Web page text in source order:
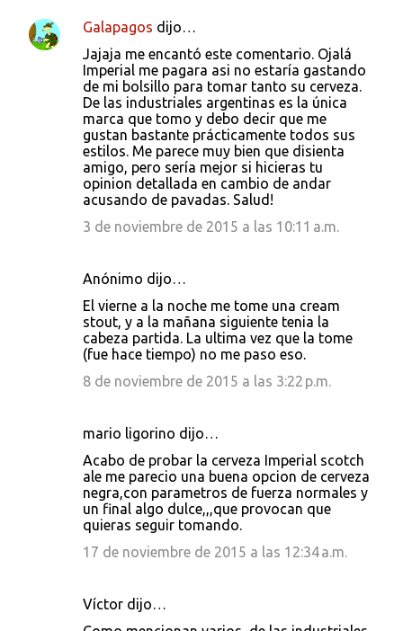
Galapagos dijo…
Jajaja me encantó este comentario. Ojalá
Imperial me pagara asi no estaría gastando
de mi bolsillo para tomar tanto su cerveza.
De las industriales argentinas es la única
marca que tomo y debo decir que me
gustan bastante prácticamente todos sus
estilos. Me parece muy bien que disienta
amigo, pero sería mejor si hicieras tu
opinion detallada en cambio de andar
acusando de pavadas. Salud!
3 de noviembre de 2015 a las 10:11 a.m.
Anónimo dijo…
El vierne a la noche me tome una cream
stout, y a la mañana siguiente tenia la
cabeza partida. La ultima vez que la tome
(fue hace tiempo) no me paso eso.
8 de noviembre de 2015 a las 3:22 p.m.
mario ligorino dijo…
Acabo de probar la cerveza Imperial scotch
ale me parecio una buena opcion de cerveza
negra,con parametros de fuerza normales y
un final algo dulce,,,que provocan que
quieras seguir tomando.
17 de noviembre de 2015 a las 12:34 a.m.
Víctor dijo…